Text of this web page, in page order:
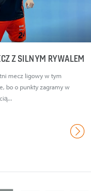
Z SILNYM RYWALEM
mecz ligowy w tym
bo o punkty zagramy w